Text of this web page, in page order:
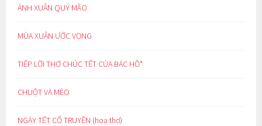
ÁNH XUÂN QUÝ MÃO
MÙA XUÂN ƯỚC VỌNG
TIẾP LỜI THƠ CHÚC TẾT CỦA BÁC HỒ*
CHUỘT VÀ MÈO
NGÀY TẾT CỔ TRUYỀN (hoạ thơ)